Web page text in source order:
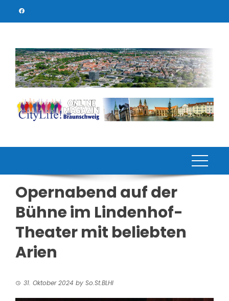
Opernabend auf der
Bühne im Lindenhof-
Theater mit beliebten
Arien
31. Oktober 2024 by So.St.BLHI